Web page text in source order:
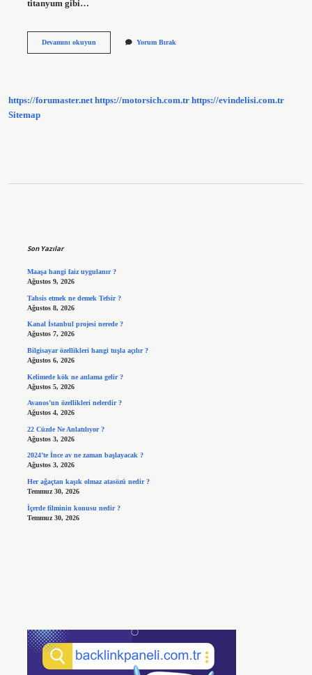
titanyum gibi…
Devamını okuyunBisikleti
Yorum Bırak
https://forumaster.net https://motorsich.com.tr https://evindelisi.com.tr
Sitemap
Son Yazılar
Maaşa hangi faiz uygulanır ?
Ağustos 9, 2026
Tahsis etmek ne demek Tefsir ?
Ağustos 8, 2026
Kanal İstanbul projesi nerede ?
Ağustos 7, 2026
Bilgisayar özellikleri hangi tuşla açılır ?
Ağustos 6, 2026
Kelimede kök ne anlama gelir ?
Ağustos 5, 2026
Avanos’un özellikleri nelerdir ?
Ağustos 4, 2026
22 Cüzde Ne Anlatılıyor ?
Ağustos 3, 2026
2024’te İnce av ne zaman başlayacak ?
Ağustos 3, 2026
Her ağaçtan kaşık olmaz atasözü nedir ?
Temmuz 30, 2026
İçerde filminin konusu nedir ?
Temmuz 30, 2026